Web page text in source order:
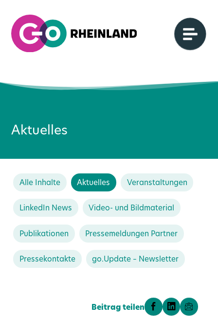
Aktuelles
Alle Inhalte Aktuelles Veranstaltungen
LinkedIn News Video- und Bildmaterial
Publikationen Pressemeldungen Partner
Pressekontakte go.Update – Newsletter
Beitrag teilen Auf Facebook
Auf Teilen